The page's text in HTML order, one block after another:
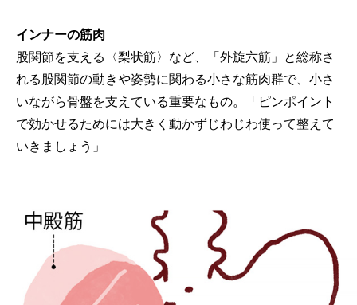
インナーの筋肉
股関節を支える〈梨状筋〉など、「外旋六筋」と総称さ
れる股関節の動きや姿勢に関わる小さな筋肉群で、小さ
いながら骨盤を支えている重要なもの。「ピンポイント
で効かせるためには大きく動かずじわじわ使って整えて
いきましょう」